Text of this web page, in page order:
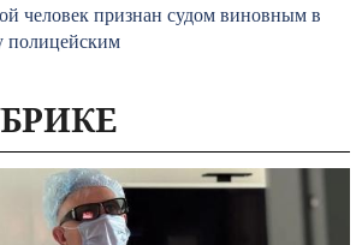
человек признан судом виновным в
полицейским